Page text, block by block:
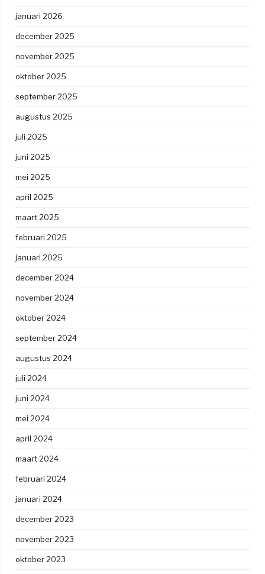
januari 2026
december 2025
november 2025
oktober 2025
september 2025
augustus 2025
juli 2025
juni 2025
mei 2025
april 2025
maart 2025
februari 2025
januari 2025
december 2024
november 2024
oktober 2024
september 2024
augustus 2024
juli 2024
juni 2024
mei 2024
april 2024
maart 2024
februari 2024
januari 2024
december 2023
november 2023
oktober 2023